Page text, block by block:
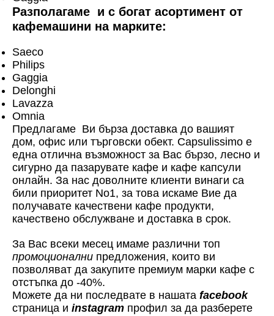
Разполагаме и с богат асортимент от
кафемашини на марките:
Saeco
Philips
Gaggia
Delonghi
Lavazza
Omnia
Предлагаме Ви бърза доставка до вашият
дом, офис или търговски обект. Capsulissimo е
една отлична възможност за Вас бързо, лесно и
сигурно да пазарувате кафе и кафе капсули
онлайн. За нас доволните клиенти винаги са
били приоритет No1, за това искаме Вие да
получавате качествени кафе продукти,
качествено обслужване и доставка в срок.
За Вас всеки месец имаме различни топ
промоционални предложения, които ви
позволяват да закупите премиум марки кафе с
отстъпка до -40%.
Можете да ни последвате в нашата facebook
страница и instagram профил за да разберете